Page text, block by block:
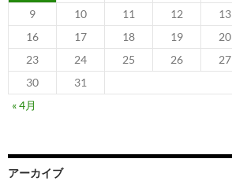
9
10 11 12 13
16
17 18 19 20
23
24 25 26 27
30
31
« 4月
アーカイブ